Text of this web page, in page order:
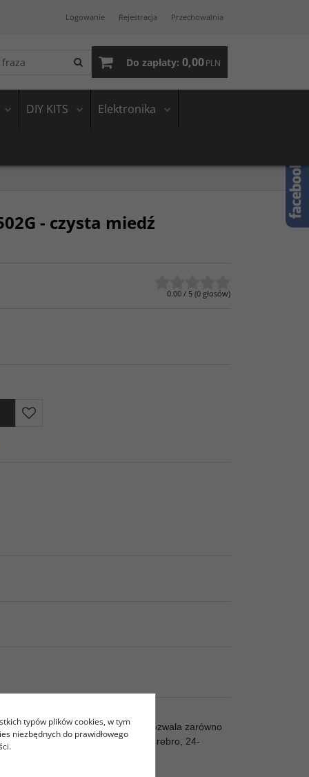
Logowanie Rejestracja Przechowalnia
Do zapłaty: 0,00PLN
DIY KITS Elektronika
- czysta miedź
0.00 / 5 (0 głosów)
bardzo dobre komponenty, co pozwala zarówno
pokryciem: miedź OFC, srebro, 24-
typów plików cookies, w tym
niezbędnych do prawidłowego